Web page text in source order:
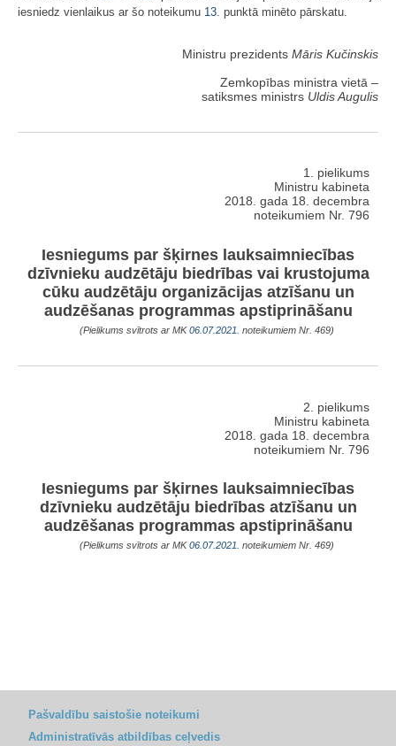
iesniedz vienlaikus ar šo noteikumu 13. punktā minēto pārskatu.
Ministru prezidents Māris Kučinskis
Zemkopības ministra vietā –
satiksmes ministrs Uldis Augulis
1. pielikums
Ministru kabineta
2018. gada 18. decembra
noteikumiem Nr. 796
Iesniegums par šķirnes lauksaimniecības
dzīvnieku audzētāju biedrības vai krustojuma
cūku audzētāju organizācijas atzīšanu un
audzēšanas programmas apstiprināšanu
(Pielikums svītrots ar MK06.07.2021. noteikumiem Nr. 469)
2. pielikums
Ministru kabineta
2018. gada 18. decembra
noteikumiem Nr. 796
Iesniegums par šķirnes lauksaimniecības
dzīvnieku audzētāju biedrības atzīšanu un
audzēšanas programmas apstiprināšanu
(Pielikums svītrots ar MK06.07.2021. noteikumiem Nr. 469)
Pašvaldību saistošie noteikumi
Administratīvās atbildības ceļvedis